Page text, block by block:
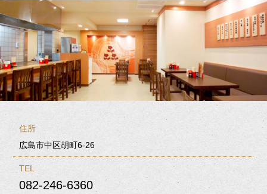
住所
広島市中区胡町6-26
TEL
082-246-6360